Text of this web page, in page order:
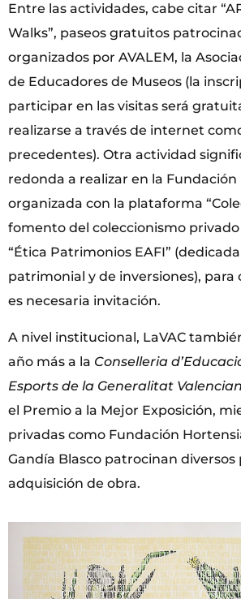
Entre las actividades, cabe citar
Walks”, paseos gratuitos
organizados por AVALEM, la
de Educadores de Museos (la
participar en las visitas será
realizarse a través de internet
precedentes). Otra actividad
redonda a realizar en la Fundación
organizada con la plataforma
fomento del coleccionismo
“Ética Patrimonios EAFI”
patrimonial y de inversiones), para
es necesaria invitación.
A nivel institucional, LaVAC
año más a la Conselleria
Esports de la Generalitat
el Premio a la Mejor Exposición,
privadas como Fundación
Gandía Blasco patrocinan diversos
adquisición de obra.